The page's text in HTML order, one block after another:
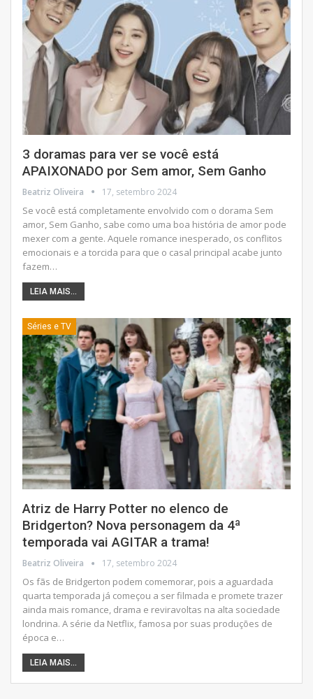
3 doramas para ver se você está
APAIXONADO por Sem amor, Sem Ganho
Beatriz Oliveira 17, setembro 2024
Se você está completamente envolvido com o dorama Sem
amor, Sem Ganho, sabe como uma boa história de amor pode
mexer com a gente. Aquele romance inesperado, os conflitos
emocionais e a torcida para que o casal principal acabe junto
fazem…
LEIA MAIS...
Séries e TV
Atriz de Harry Potter no elenco de
Bridgerton? Nova personagem da 4ª
temporada vai AGITAR a trama!
Beatriz Oliveira 17, setembro 2024
Os fãs de Bridgerton podem comemorar, pois a aguardada
quarta temporada já começou a ser filmada e promete trazer
ainda mais romance, drama e reviravoltas na alta sociedade
londrina. A série da Netflix, famosa por suas produções de
época e…
LEIA MAIS...